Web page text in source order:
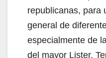
republicanas, para
general de
especialmente de
del mayor Lister.